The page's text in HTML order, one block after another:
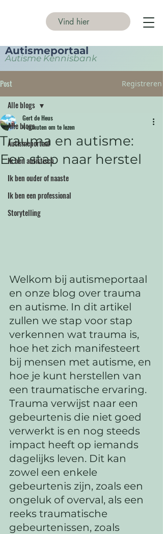
Autismeportaal
Autisme Kennisbank
Post Registreren
Alle blogs
Autismeportaal
Ik ben autistisch
Ik ben ouder of naaste
Ik ben een professional
Storytelling
Alle blogs
Trauma en autisme:
Een stap naar herstel
Gert de Heus
4 minuten om te lezen
Welkom bij autismeportaal
en onze blog over trauma
en autisme. In dit artikel
zullen we stap voor stap
verkennen wat trauma is,
hoe het zich manifesteert
bij mensen met autisme, en
hoe je kunt herstellen van
een traumatische ervaring.
Trauma verwijst naar een
gebeurtenis die niet goed
verwerkt is en nog steeds
impact heeft op iemands
dagelijks leven. Dit kan
zowel een enkele
gebeurtenis zijn, zoals een
ongeluk of overval, als een
reeks traumatische
gebeurtenissen, zoals